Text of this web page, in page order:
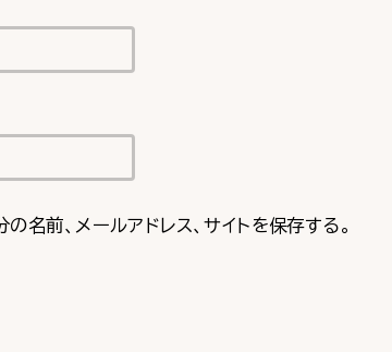
名前、メールアドレス、サイトを保存する。